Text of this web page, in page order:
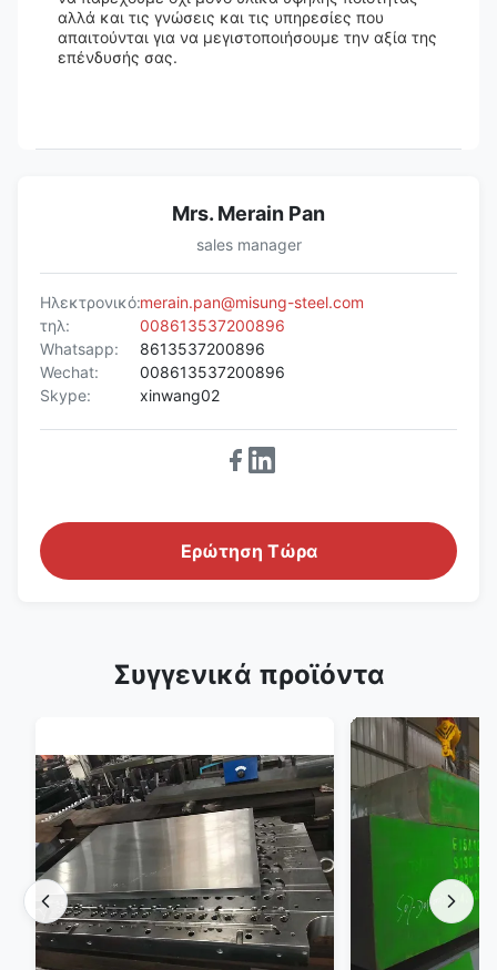
αλλά και τις γνώσεις και τις υπηρεσίες που
απαιτούνται για να μεγιστοποιήσουμε την αξία της
επένδυσής σας.
Mrs. Merain Pan
sales manager
Ηλεκτρονικό:merain.pan@misung-steel.com
τηλ:
008613537200896
Whatsapp:
8613537200896
Wechat:
008613537200896
Skype:
xinwang02
Ερώτηση Τώρα
Συγγενικά προϊόντα